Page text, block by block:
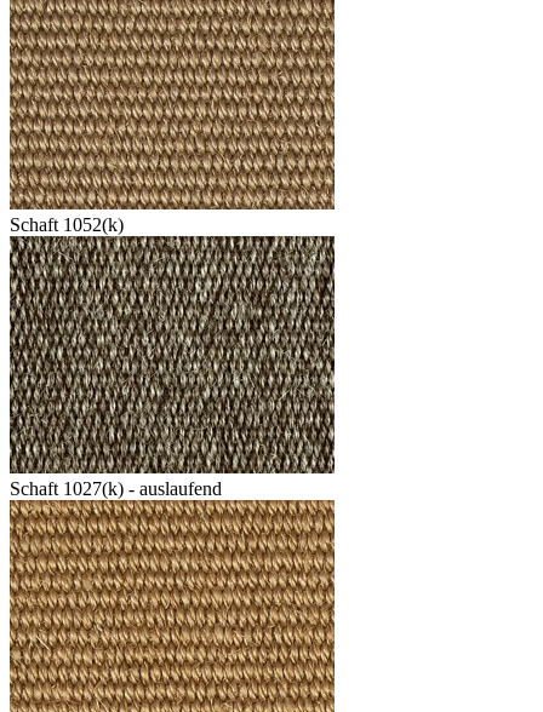
Schaft 1052(k)
Schaft 1027(k) - auslaufend